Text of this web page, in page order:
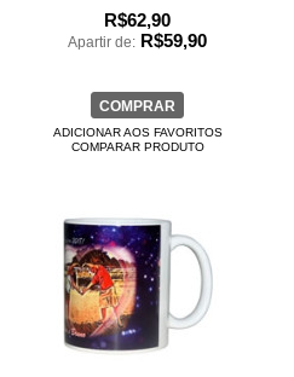
R$62,90
Apartir de: R$59,90
COMPRAR
ADICIONAR AOS FAVORITOS
COMPARAR PRODUTO